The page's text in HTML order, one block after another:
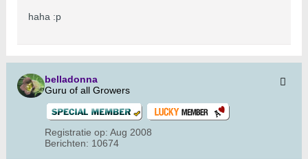
​​​​haha :p
belladonna
Guru of all Growers
Registratie op: Aug 2008
Berichten: 10674